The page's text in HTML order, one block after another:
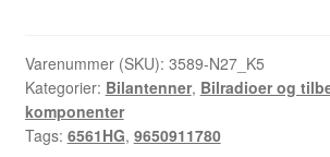
6561HG
antal
Varenummer (SKU): 3589-N27_K5
Kategorier: Bilantenner, Bilradioer og
komponenter
Tags: 6561HG, 9650911780